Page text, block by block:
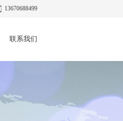
13670688499
联系我们